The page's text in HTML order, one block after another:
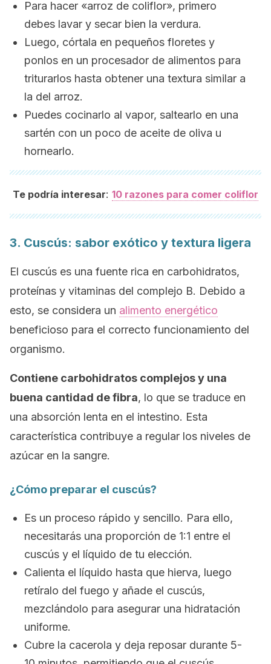
Para hacer «arroz de coliflor», primero
debes lavar y secar bien la verdura.
Luego, córtala en pequeños floretes y
ponlos en un procesador de alimentos para
triturarlos hasta obtener una textura similar a
la del arroz.
Puedes cocinarlo al vapor, saltearlo en una
sartén con un poco de aceite de oliva u
hornearlo.
Te podría interesar: 10 razones para comer coliflor
3. Cuscús: sabor exótico y textura ligera
El cuscús es una fuente rica en carbohidratos,
proteínas y vitaminas del complejo B. Debido a
esto, se considera un alimento energético
beneficioso para el correcto funcionamiento del
organismo.
Contiene carbohidratos complejos y una
buena cantidad de fibra, lo que se traduce en
una absorción lenta en el intestino. Esta
característica contribuye a regular los niveles de
azúcar en la sangre.
¿Cómo preparar el cuscús?
Es un proceso rápido y sencillo. Para ello,
necesitarás una proporción de 1:1 entre el
cuscús y el líquido de tu elección.
Calienta el líquido hasta que hierva, luego
retíralo del fuego y añade el cuscús,
mezclándolo para asegurar una hidratación
uniforme.
Cubre la cacerola y deja reposar durante 5-